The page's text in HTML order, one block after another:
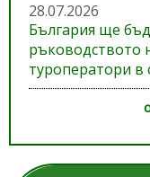
28.07.2026
България ще
ръководството
туроператори в